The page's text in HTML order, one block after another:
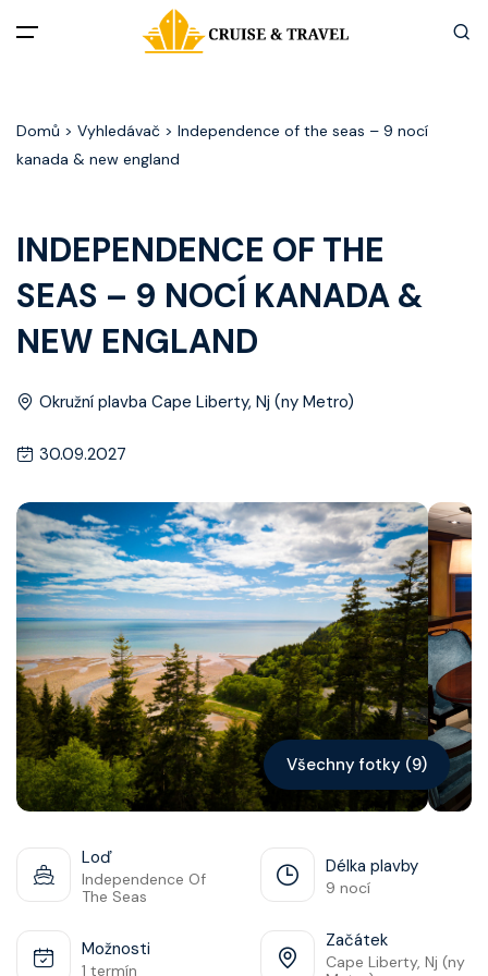
Akční nabídky
Zážitky z plaveb
Užitečné informace
Články
Kontakt
Vyhledat plavbu
Domů > Vyhledávač > Independence of the seas – 9 nocí
kanada & new england
INDEPENDENCE OF THE
SEAS – 9 NOCÍ KANADA &
NEW ENGLAND
Okružní plavba Cape Liberty, Nj (ny Metro)
30.09.2027
Všechny fotky (9)
Loď
Independence Of
The Seas
Délka plavby
9 nocí
Možnosti
1 termín
Začátek
Cape Liberty, Nj (ny